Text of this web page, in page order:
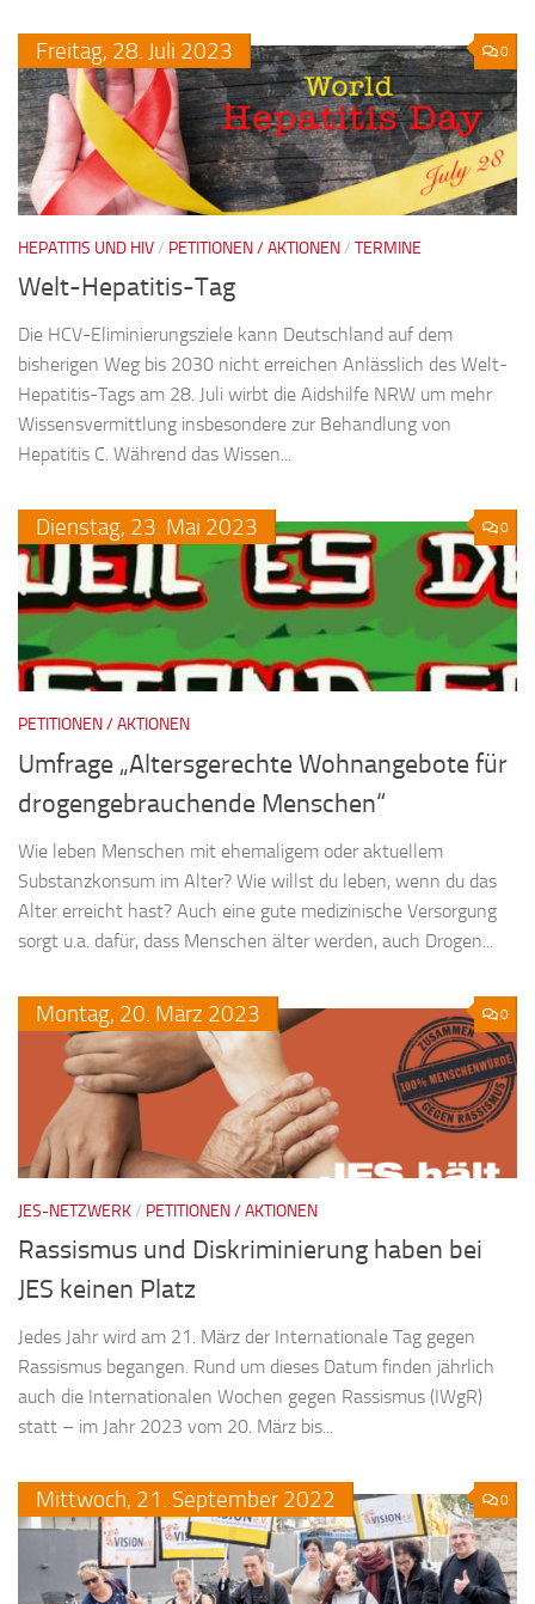
0
Freitag, 28. Juli 2023
HEPATITIS UND HIV/ PETITIONEN / AKTIONEN/ TERMINE
Welt-Hepatitis-Tag
Die HCV-Eliminierungsziele kann Deutschland auf dem
bisherigen Weg bis 2030 nicht erreichen Anlässlich des Welt-
Hepatitis-Tags am 28. Juli wirbt die Aidshilfe NRW um mehr
Wissensvermittlung insbesondere zur Behandlung von
Hepatitis C. Während das Wissen...
0
Dienstag, 23. Mai 2023
PETITIONEN / AKTIONEN
Umfrage „Altersgerechte Wohnangebote für
drogengebrauchende Menschen“
Wie leben Menschen mit ehemaligem oder aktuellem
Substanzkonsum im Alter? Wie willst du leben, wenn du das
Alter erreicht hast? Auch eine gute medizinische Versorgung
sorgt u.a. dafür, dass Menschen älter werden, auch Drogen...
0
Montag, 20. März 2023
JES-NETZWERK/ PETITIONEN / AKTIONEN
Rassismus und Diskriminierung haben bei
JES keinen Platz
Jedes Jahr wird am 21. März der Internationale Tag gegen
Rassismus begangen. Rund um dieses Datum finden jährlich
auch die Internationalen Wochen gegen Rassismus (IWgR)
statt – im Jahr 2023 vom 20. März bis...
0
Mittwoch, 21. September 2022